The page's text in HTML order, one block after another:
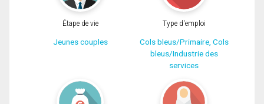
Étape de vie
Jeunes couples
Type d'emploi
Cols bleus/Primaire, Cols
bleus/Industrie des
services